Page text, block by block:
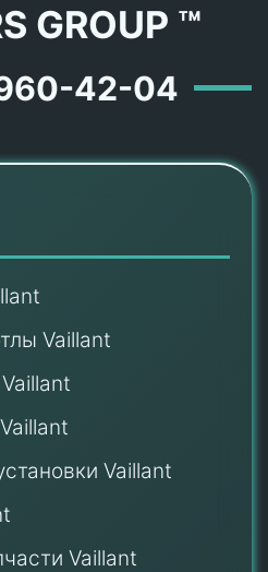
GROUP ™
42-04
Vaillant
Vaillant
Vaillant